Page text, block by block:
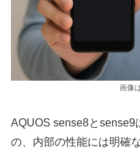
画像
AQUOS sense8とsense9
の、内部の性能には明確